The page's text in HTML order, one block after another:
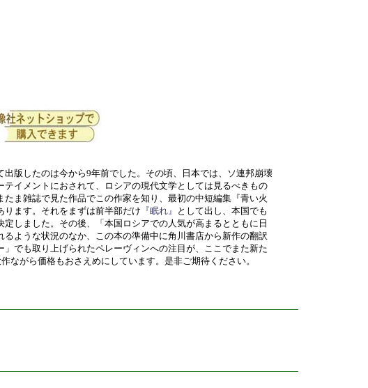
版したのは今から9年前でした。その頃、日本では、ソ連邦崩壊
イメントにおされて、ロシアの現代文学としては見るべきもの
ま雑誌で見た作品でこの作家を知り、最初の中短編集『青い火
ます。それをまずは前半部だけ 『眠れ』
として出し、本国でも
定しました。その後、「本国ロシアでの人気が高まるとともに日
ような状況のなか、この本の準備中に角川書店から新作の翻訳
でも取り上げられたペレーヴィンへの注目が、ここでまた新た
ながら価格もおさえめにしています。是非ご期待ください。